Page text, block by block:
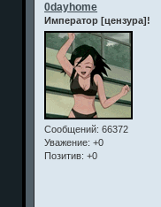
0dayhome
Император [цензура]!
Сообщений: 66372
Уважение: +0
Позитив: +0